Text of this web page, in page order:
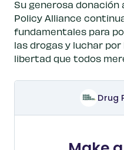
Su generosa donación
Policy Alliance
fundamentales para
las drogas y luchar por
libertad que todos